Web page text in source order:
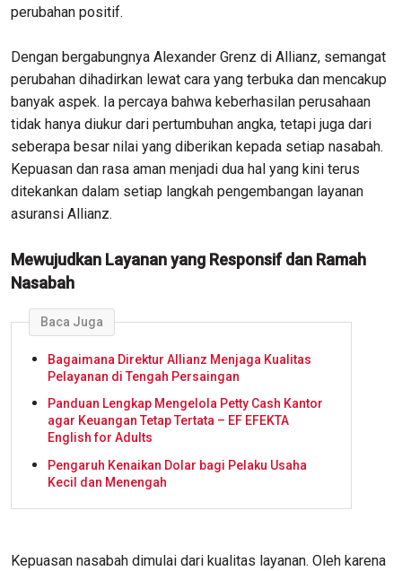
perubahan positif.
Dengan bergabungnya Alexander Grenz di Allianz, semangat
perubahan dihadirkan lewat cara yang terbuka dan mencakup
banyak aspek. Ia percaya bahwa keberhasilan perusahaan
tidak hanya diukur dari pertumbuhan angka, tetapi juga dari
seberapa besar nilai yang diberikan kepada setiap nasabah.
Kepuasan dan rasa aman menjadi dua hal yang kini terus
ditekankan dalam setiap langkah pengembangan layanan
asuransi Allianz.
Mewujudkan Layanan yang Responsif dan Ramah
Nasabah
Baca Juga
Bagaimana Direktur Allianz Menjaga Kualitas
Pelayanan di Tengah Persaingan
Panduan Lengkap Mengelola Petty Cash Kantor
agar Keuangan Tetap Tertata – EF EFEKTA
English for Adults
Pengaruh Kenaikan Dolar bagi Pelaku Usaha
Kecil dan Menengah
Kepuasan nasabah dimulai dari kualitas layanan. Oleh karena